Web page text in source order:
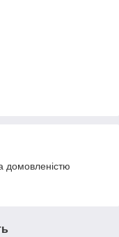
домовленістю